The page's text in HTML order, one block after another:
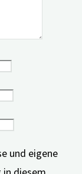
und eigene